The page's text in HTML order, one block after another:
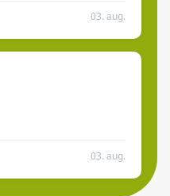
03. aug.
03. aug.